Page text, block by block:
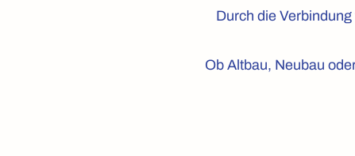
Durch die
Ob Altbau, Neubau